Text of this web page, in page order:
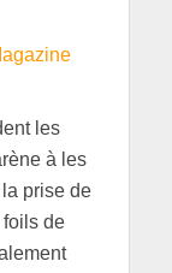
les
à les
prise de
de